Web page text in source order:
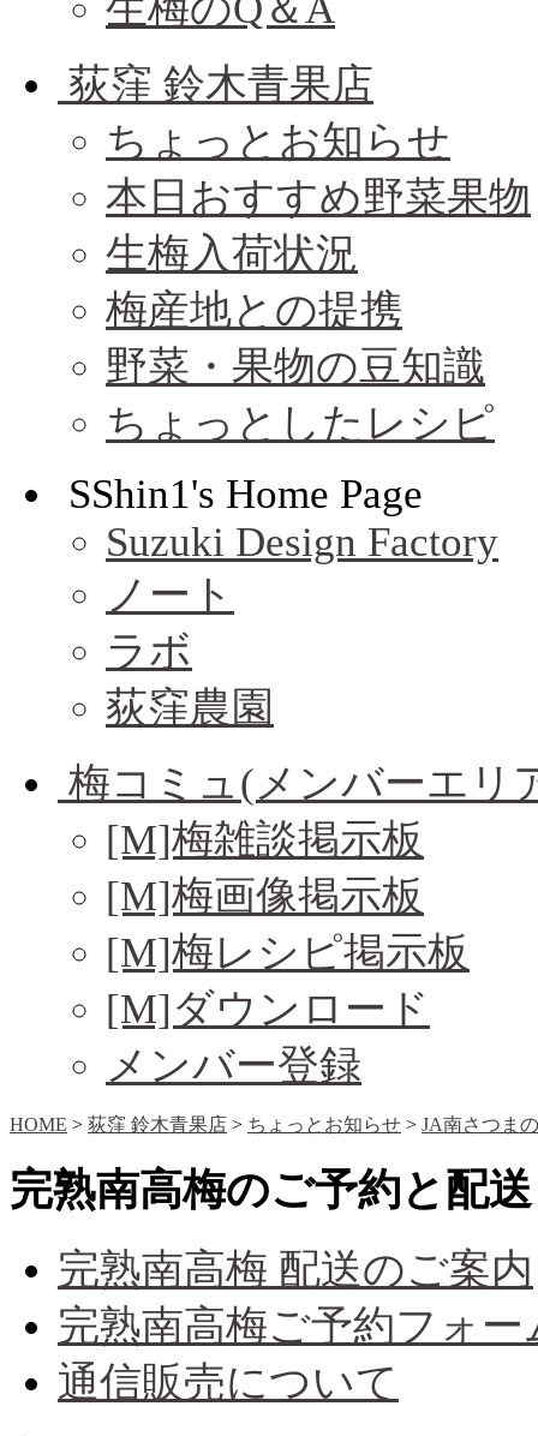
荻窪 鈴木青果店
ちょっとお知らせ
本日おすすめ野菜果物
生梅入荷状況
梅産地との提携
野菜・果物の豆知識
ちょっとしたレシピ
SShin1's Home Page
Suzuki Design Factory
ノート
ラボ
荻窪農園
梅コミュ(メンバーエリ
[M]梅雑談掲示板
[M]梅画像掲示板
[M]梅レシピ掲示板
[M]ダウンロード
メンバー登録
HOME > 荻窪 鈴木青果店 > ちょっとお知らせ > JA南さつま
完熟南高梅のご予約と配送
完熟南高梅 配送のご案内
完熟南高梅ご予約フォー
通信販売について